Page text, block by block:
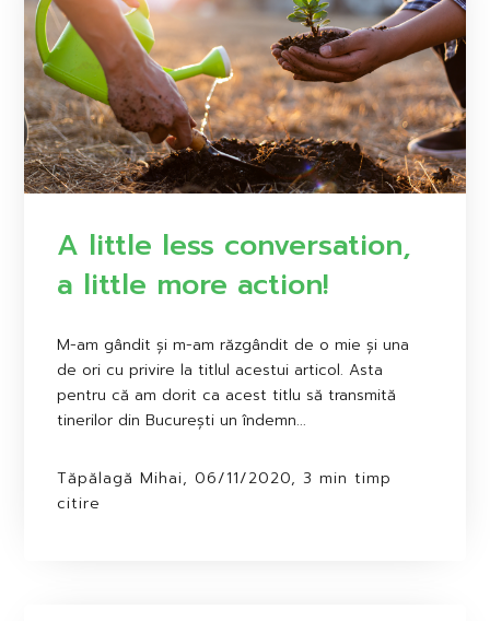
A little less conversation,
a little more action!
M-am gândit și m-am răzgândit de o mie și una
de ori cu privire la titlul acestui articol. Asta
pentru că am dorit ca acest titlu să transmită
tinerilor din București un îndemn...
Tăpălagă Mihai, 06/11/2020, 3 min timp
citire